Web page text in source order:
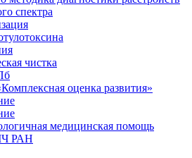
спектра
чистка
оценка развития»
медицинская помощь
РАН